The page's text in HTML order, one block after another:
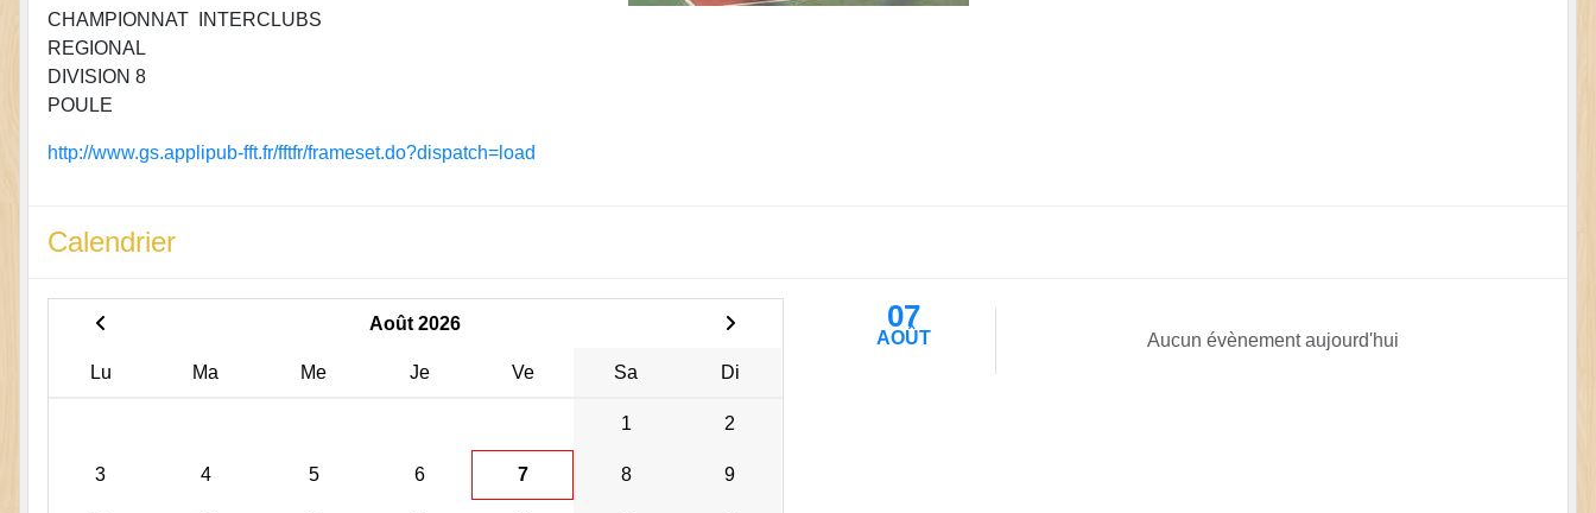
CHAMPIONNAT INTERCLUBS
REGIONAL
DIVISION 8
POULE
http://www.gs.applipub-fft.fr/fftfr/frameset.do?dispatch=load
Calendrier
Août 2026
Lu Ma Me Je Ve Sa Di
1 2
3 4 5 6 7 8 9
07
AOÛT Aucun évènement aujourd'hui